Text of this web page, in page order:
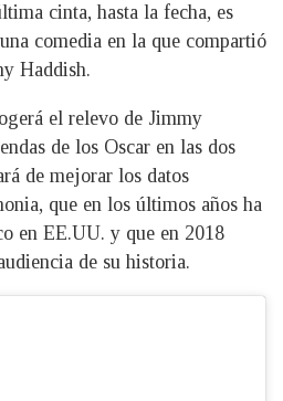
cinta, hasta la fecha, es
comedia en la que compartió
Haddish.
el relevo de Jimmy
de los Oscar en las dos
de mejorar los datos
que en los últimos años ha
en EE.UU. y que en 2018
de su historia.